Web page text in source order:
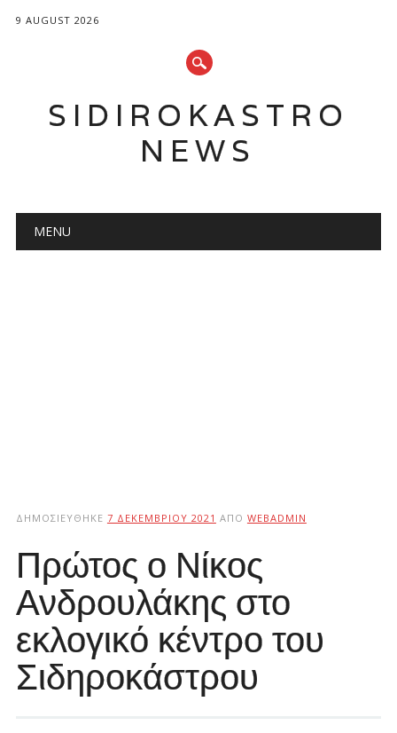
9 AUGUST 2026
SIDIROKASTRO
NEWS
Main menu
MENU
ΔΗΜΟΣΙΕΎΘΗΚΕ 7 ΔΕΚΕΜΒΡΊΟΥ 2021 ΑΠΌ WEBADMIN
Πρώτος ο Νίκος
Ανδρουλάκης στο
εκλογικό κέντρο του
Σιδηροκάστρου